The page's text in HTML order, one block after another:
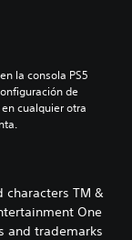
la consola PS5
de
cualquier otra
characters TM &
One
and trademarks